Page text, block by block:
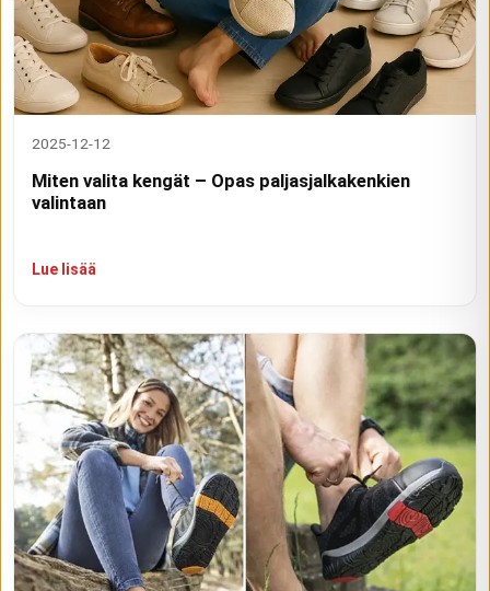
2025-12-12
Miten valita kengät – Opas paljasjalkakenkien
valintaan
Lue lisää